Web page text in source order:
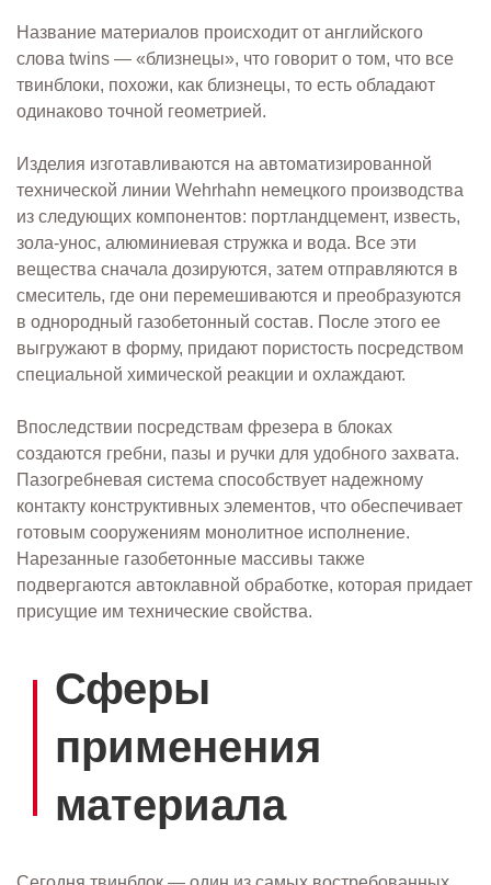
Название материалов происходит от английского
слова twins — «близнецы», что говорит о том, что все
твинблоки, похожи, как близнецы, то есть обладают
одинаково точной геометрией.
Изделия изготавливаются на автоматизированной
технической линии Wehrhahn немецкого производства
из следующих компонентов: портландцемент, известь,
зола-унос, алюминиевая стружка и вода. Все эти
вещества сначала дозируются, затем отправляются в
смеситель, где они перемешиваются и преобразуются
в однородный газобетонный состав. После этого ее
выгружают в форму, придают пористость посредством
специальной химической реакции и охлаждают.
Впоследствии посредствам фрезера в блоках
создаются гребни, пазы и ручки для удобного захвата.
Пазогребневая система способствует надежному
контакту конструктивных элементов, что обеспечивает
готовым сооружениям монолитное исполнение.
Нарезанные газобетонные массивы также
подвергаются автоклавной обработке, которая придает
присущие им технические свойства.
Сферы
применения
материала